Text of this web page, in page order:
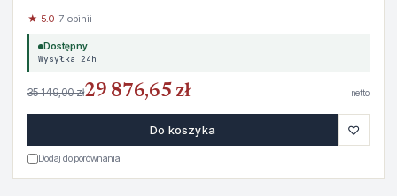
★ 5.0· 7 opinii
Dostępny
Wysyłka 24h
35 149,00 zł29 876,65 zł netto
Do koszyka ♡
Dodaj do porównania